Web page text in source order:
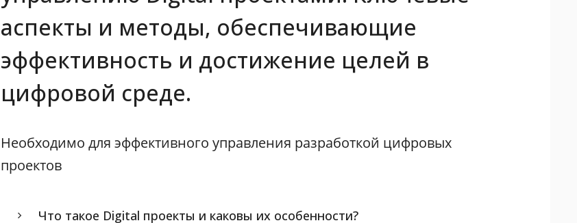
аспекты и методы, обеспечивающие
эффективность и достижение целей в
цифровой среде.
Необходимо для эффективного управления разработкой цифровых
проектов
Что такое Digital проекты и каковы их особенности?